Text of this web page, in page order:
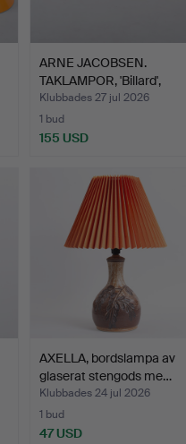
ARNE JACOBSEN.
TAKLAMPOR, 'Billard',
Louis…
Klubbades 27 jul 2026
1 bud
155 USD
AXELLA, bordslampa av
glaserat stengods me…
Klubbades 24 jul 2026
1 bud
47 USD